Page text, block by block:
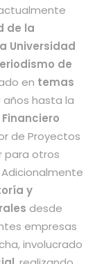
de la
Universidad
de
en temas
años hasta la
Financiero
de Proyectos
para otros
y
desde
empresas
involucrado